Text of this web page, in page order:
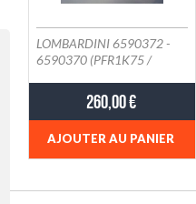
LOMBARDINI 6590372 -
6590370 (PFR1K75 /
ED0065903720-S
260,00 €
AJOUTER AU PANIER